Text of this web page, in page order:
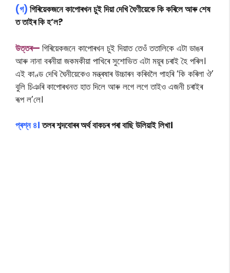
(গ) গিৰিয়েকজনে কাপোৰখন চুই দিয়া দেখি ঘৈণীয়েকে কি কৰিলে আৰু শেষ
ত তাইৰ কি হ’ল?
উত্তৰ— গিৰিয়েকজনে কাপোৰখন চুই দিয়াত তেওঁ ততালিকে এটা ডাঙৰ
আৰু নানা বৰনীয়া জকমকীয়া পাখিৰে সুশোভিত এটা ময়ূৰ চৰাই হৈ পৰিল।
এই কাণ্ড দেখি ঘৈনীয়েকেও মন্ত্ৰষাৰ উচ্চাৰন কৰিবলৈ পাহৰি ‘কি কৰিলা ঔ’
বুলি চিঞৰি কাপোৰখনত হাত দিলে আৰু লগে লগে তাইও এজনী চৰাইৰ
ৰূপ ল’লে।
প্ৰশ্ন ৪।তলৰ শব্দবোৰৰ অৰ্থ বাকচৰ পৰা বাছি উলিয়াই লিখা।